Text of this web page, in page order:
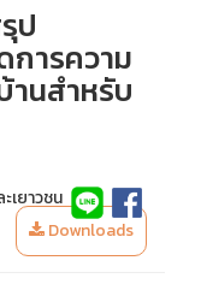
ป
ารความ
านสำหรับ
เยาวชน
Downloads